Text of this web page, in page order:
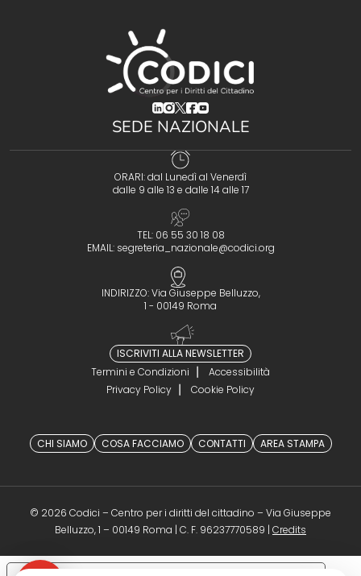
(opens in a new tab)
(opens in a new tab)
(opens in a new tab)
(opens in a new tab)
(opens in a new tab)
SEDE NAZIONALE
ORARI: dal Lunedì al Venerdì
dalle 9 alle 13 e dalle 14 alle 17
TEL: 06 55 30 18 08
EMAIL: segreteria_nazionale@codici.org
INDIRIZZO: Via Giuseppe Belluzzo,
1 - 00149 Roma
ISCRIVITI ALLA NEWSLETTER
Termini e Condizioni
Accessibilità
Privacy Policy
Cookie Policy
CHI SIAMO COSA FACCIAMO CONTATTI AREA STAMPA
© 2026 Codici – Centro per i diritti del cittadino – Via Giuseppe
Belluzzo, 1 – 00149 Roma | C. F. 96237770589 | Credits